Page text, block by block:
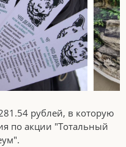
рублей, в которую
по акции "Тотальный